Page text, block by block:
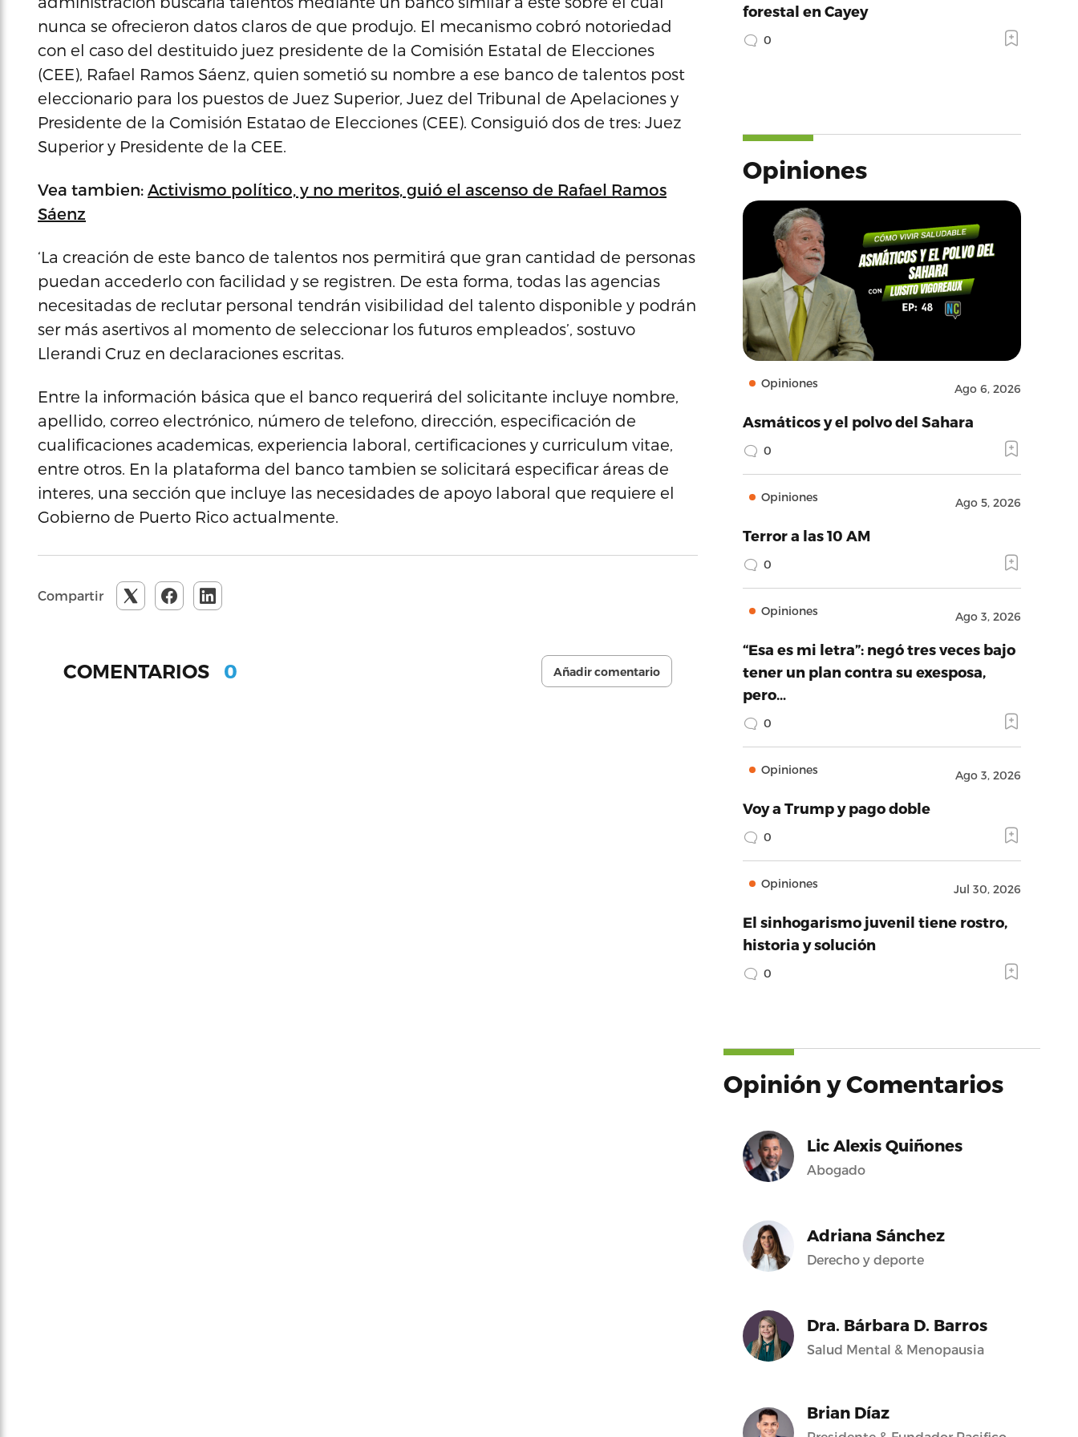
nunca se ofrecieron datos claros de que produjo. El mecanismo cobró notoriedad
con el caso del destituido juez presidente de la Comisión Estatal de Elecciones
(CEE), Rafael Ramos Sáenz, quien sometió su nombre a ese banco de talentos post
eleccionario para los puestos de Juez Superior, Juez del Tribunal de Apelaciones y
Presidente de la Comisión Estatao de Elecciones (CEE). Consiguió dos de tres: Juez
Superior y Presidente de la CEE.
Vea tambien: Activismo político, y no meritos, guió el ascenso de Rafael Ramos
Sáenz
‘La creación de este banco de talentos nos permitirá que gran cantidad de personas
puedan accederlo con facilidad y se registren. De esta forma, todas las agencias
necesitadas de reclutar personal tendrán visibilidad del talento disponible y podrán
ser más asertivos al momento de seleccionar los futuros empleados’, sostuvo
Llerandi Cruz en declaraciones escritas.
Entre la información básica que el banco requerirá del solicitante incluye nombre,
apellido, correo electrónico, número de telefono, dirección, especificación de
cualificaciones academicas, experiencia laboral, certificaciones y curriculum vitae,
entre otros. En la plataforma del banco tambien se solicitará especificar áreas de
interes, una sección que incluye las necesidades de apoyo laboral que requiere el
Gobierno de Puerto Rico actualmente.
Compartir
COMENTARIOS 0 Añadir comentario
forestal en Cayey
0
Opiniones
Opiniones Ago 6, 2026
Asmáticos y el polvo del Sahara
0
Opiniones Ago 5, 2026
Terror a las 10 AM
0
Opiniones Ago 3, 2026
“Esa es mi letra”: negó tres veces bajo
tener un plan contra su exesposa,
pero…
0
Opiniones Ago 3, 2026
Voy a Trump y pago doble
0
Opiniones Jul 30, 2026
El sinhogarismo juvenil tiene rostro,
historia y solución
0
Opinión y Comentarios
Lic Alexis Quiñones
Abogado
Adriana Sánchez
Derecho y deporte
Dra. Bárbara D. Barros
Salud Mental & Menopausia
Brian Díaz